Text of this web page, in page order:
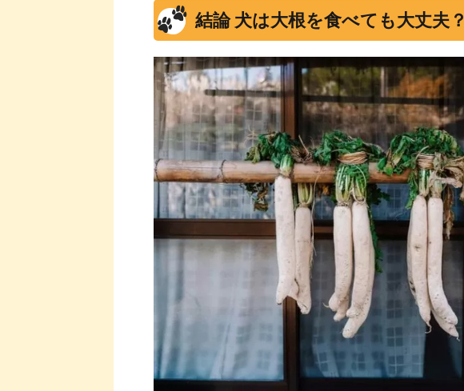
結論 犬は大根を食べても大丈夫？